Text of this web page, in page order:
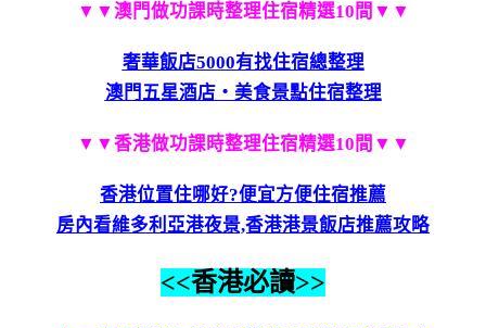
▼▼澳門做功課時整理住宿精選10間▼▼
奢華飯店5000有找住宿總整理
澳門五星酒店‧美食景點住宿整理
▼▼香港做功課時整理住宿精選10間▼▼
香港位置住哪好?便宜方便住宿推薦
房內看維多利亞港夜景,香港港景飯店推薦攻略
<<香港必讀>>